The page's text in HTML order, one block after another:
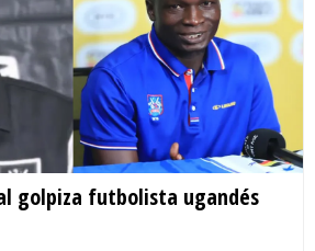
golpiza futbolista ugandés